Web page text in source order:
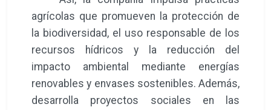
agrícolas que promueven la protección de
la biodiversidad, el uso responsable de los
recursos hídricos y la reducción del
impacto ambiental mediante energías
renovables y envases sostenibles. Además,
desarrolla proyectos sociales en las